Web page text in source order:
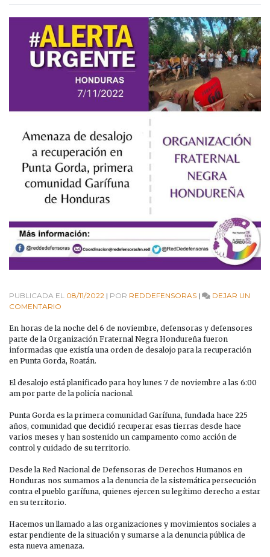
PUBLICADA EL 08/11/2022 | POR REDDEFENSORAS |
DEJAR UN
COMENTARIO
DE
DESALOJO
A
RECUPERACIÓN
PUNTA
GORDA,
COMUNIDAD
GARÍFUNA
DE
HONDURAS
En horas de la noche del 6 de noviembre, defensoras y defensores
parte de la Organización Fraternal Negra Hondureña fueron
informadas que existía una orden de desalojo para la recuperación
en Punta Gorda, Roatán.
El desalojo está planificado para hoy lunes 7 de noviembre a las 6:00
am por parte de la policía nacional.
Punta Gorda es la primera comunidad Garífuna, fundada hace 225
años, comunidad que decidió recuperar esas tierras desde hace
varios meses y han sostenido un campamento como acción de
control y cuidado de su territorio.
Desde la Red Nacional de Defensoras de Derechos Humanos en
Honduras nos sumamos a la denuncia de la sistemática persecución
contra el pueblo garífuna, quienes ejercen su legítimo derecho a estar
en su territorio.
Hacemos un llamado a las organizaciones y movimientos sociales a
estar pendiente de la situación y sumarse a la denuncia pública de
esta nueva amenaza.